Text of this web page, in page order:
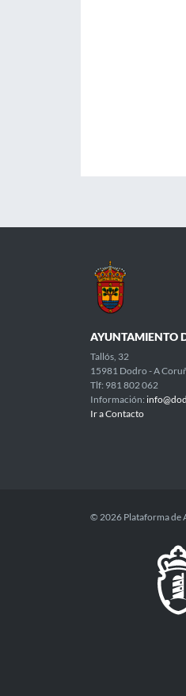
AYUNTAMIENTO
Tallós, 32
15981 Dodro - A
Tlf: 981 802 062
Información:
Ir a Contacto
© 2026 Plataforma de